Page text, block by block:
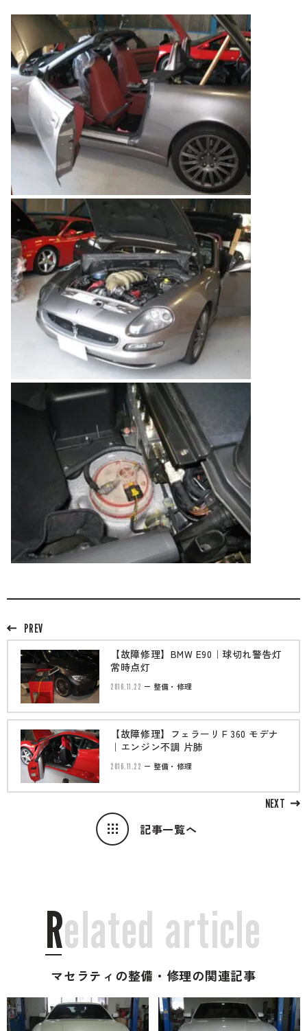
中古車探しのご依頼・レンタカーのご相談
電話・メールなどのご連絡方法意外にも、オンラインで
のご相談も可能です。
お問い合わせフォームにて、オンラインでのご連絡をご
希望ください。
PREV
【故障修理】BMW E90｜球切れ警告灯
常時点灯
2016.11.22 整備・修理
記事一覧へ
NEXT
【故障修理】フェラーリＦ360 モデナ
｜エンジン不調 片肺
2016.11.22 整備・修理
Related article
マセラティの整備・修理の関連記事